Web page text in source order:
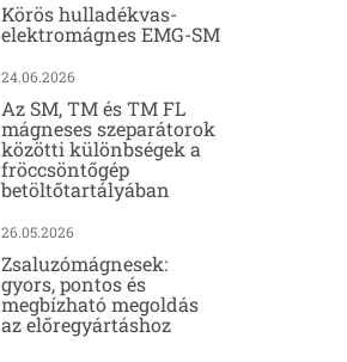
Körös hulladékvas-
elektromágnes EMG-SM
24.06.2026
Az SM, TM és TM FL
mágneses szeparátorok
közötti különbségek a
fröccsöntőgép
betöltőtartályában
26.05.2026
Zsaluzómágnesek:
gyors, pontos és
megbízható megoldás
az előregyártáshoz